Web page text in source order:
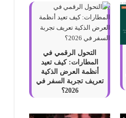
التحول الرقمي في
المطارات: كيف تعيد
أنظمة العرض الذكية
تعريف تجربة السفر في
2026؟